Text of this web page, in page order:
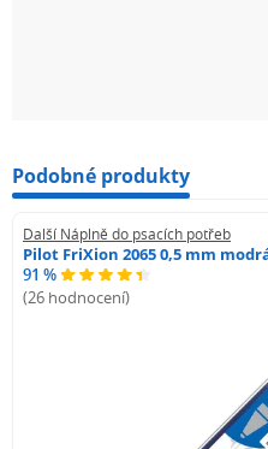
Podobné produkty
Další Náplně do psacích potřeb
Pilot FriXion 2065 0,5 mm
91 %
(26 hodnocení)